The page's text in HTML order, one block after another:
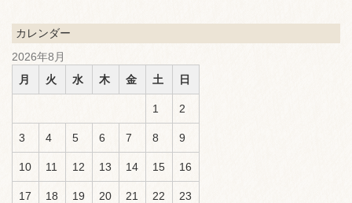
カレンダー
2026年8月
月
火 水 木 金 土 日
1 2
3 4 5 6 7 8 9
10 11 12 13 14 15 16
17 18 19 20 21 22 23